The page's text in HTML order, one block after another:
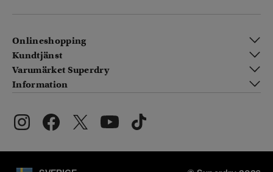
Onlineshopping
Kundtjänst
Varumärket Superdry
Information